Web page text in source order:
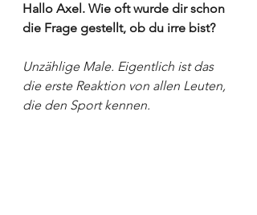
Hallo Axel. Wie oft wurde dir schon
die Frage gestellt, ob du irre bist?
Unzählige Male. Eigentlich ist das
die erste Reaktion von allen Leuten,
die den Sport kennen.